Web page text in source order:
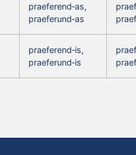
praeferend‑as,
praeferund‑as
praeferend‑is,
praeferund‑is